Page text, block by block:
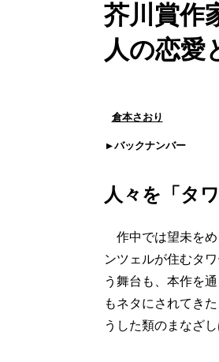
芥川賞作
人の恋愛
倉本さおり
バックナンバー
人々を「タ
作中では望未をめ
ンツェルが住むタ
う舞台も、本作を
もネタにされてき
うした類のまなざ